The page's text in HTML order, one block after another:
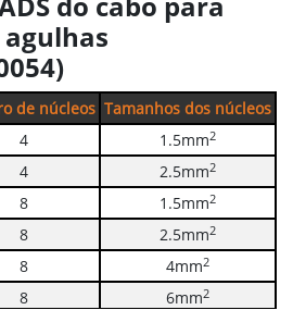
de núcleos Tamanhos dos núcleos
4 1.5mm2
4 2.5mm2
8 1.5mm2
8 2.5mm2
8 4mm2
8 6mm2